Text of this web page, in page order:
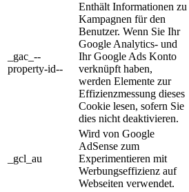
_gac_--
property-id--
Enthält Informationen zu
Kampagnen für den
Benutzer. Wenn Sie Ihr
Google Analytics- und
Ihr Google Ads Konto
verknüpft haben,
werden Elemente zur
Effizienzmessung dieses
Cookie lesen, sofern Sie
dies nicht deaktivieren.
_gcl_au
Wird von Google
AdSense zum
Experimentieren mit
Werbungseffizienz auf
Webseiten verwendet.